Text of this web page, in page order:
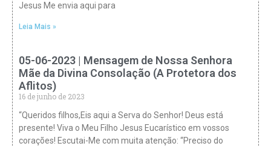
Jesus Me envia aqui para
Leia Mais »
05-06-2023 | Mensagem de Nossa Senhora
Mãe da Divina Consolação (A Protetora dos
Aflitos)
16 de junho de 2023
“Queridos filhos,Eis aqui a Serva do Senhor! Deus está
presente! Viva o Meu Filho Jesus Eucarístico em vossos
corações! Escutai-Me com muita atenção: “Preciso do